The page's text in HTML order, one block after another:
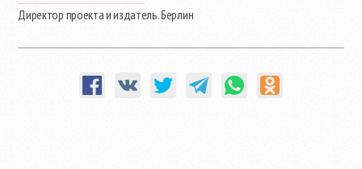
Директор проекта и издатель. Берлин